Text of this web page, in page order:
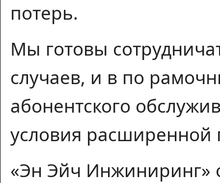
потерь.
Мы готовы
случаев, и в по
абонентского
условия расширенной
«Эн Эйч Инжиниринг»